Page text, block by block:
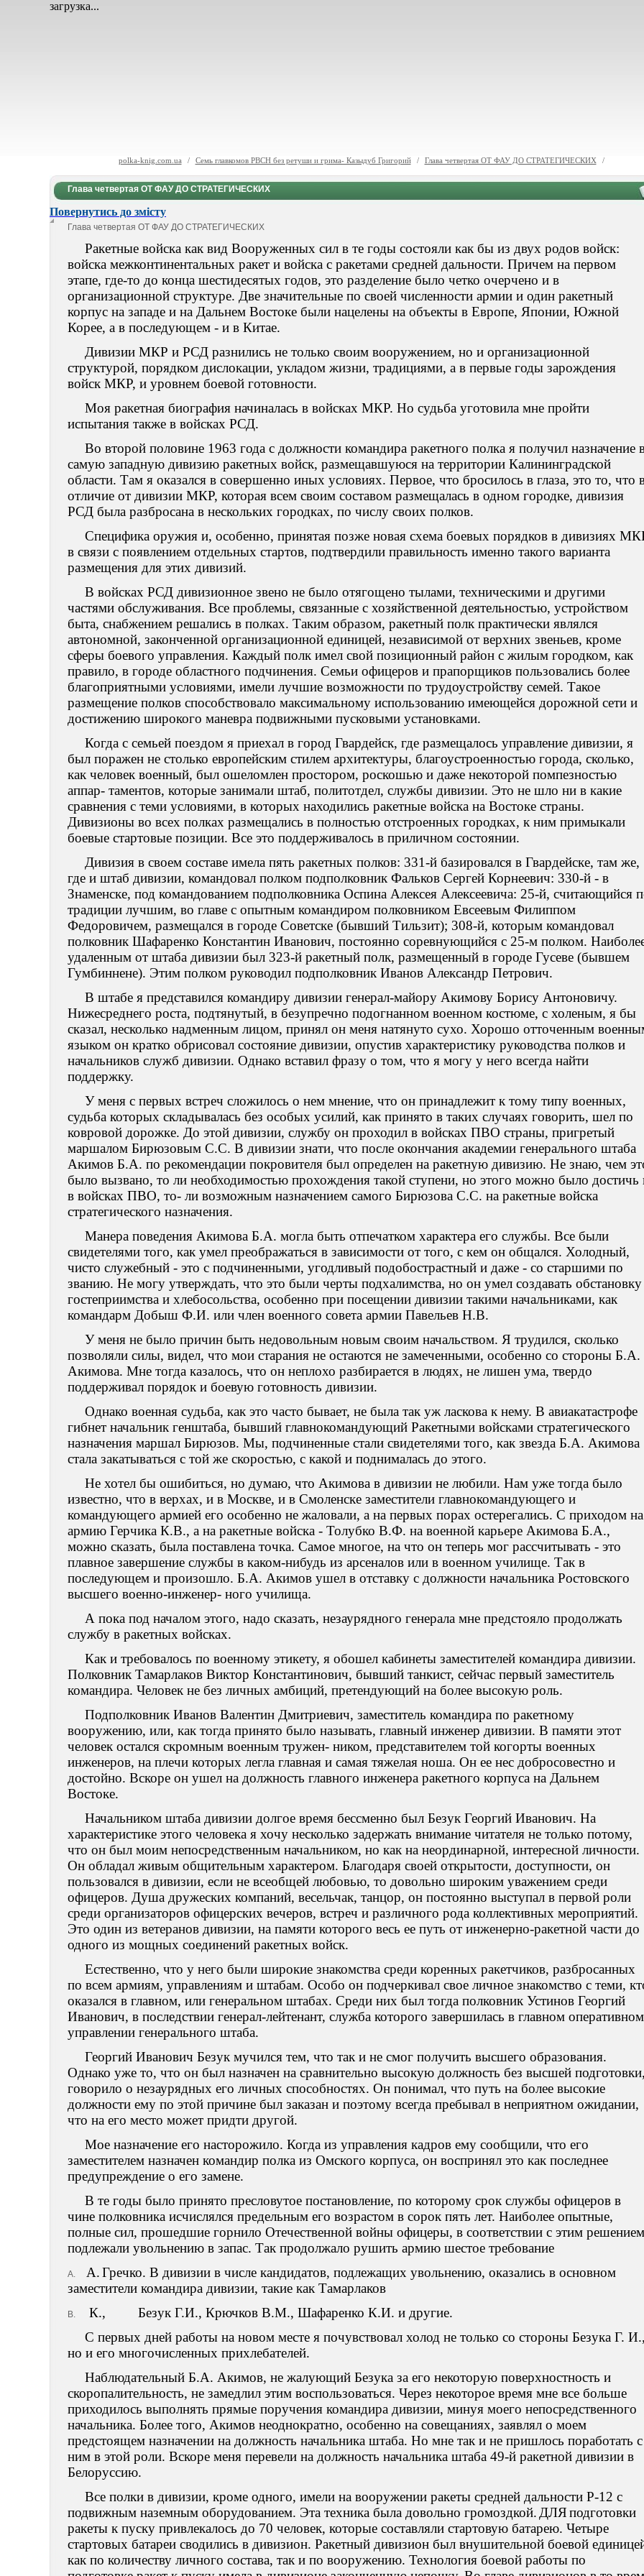
загрузка...
polka-knig.com.ua / Семь главкомов РВСН без ретуши и грима- Казыдуб Григорий / Глава четвертая ОТ ФАУ ДО СТРАТЕГИЧЕСКИХ /
Глава четвертая ОТ ФАУ ДО СТРАТЕГИЧЕСКИХ
Повернутись до змісту
Глава четвертая ОТ ФАУ ДО СТРАТЕГИЧЕСКИХ
Ракетные войска как вид Вооруженных сил в те годы состояли как бы из двух родов войск:
войска межконтинентальных ракет и войска с ракетами средней дальности. Причем на первом
этапе, где-то до конца шестидесятых годов, это разделение было четко очерчено и в
организационной структуре. Две значительные по своей численности армии и один ракетный
корпус на западе и на Дальнем Востоке были нацелены на объекты в Европе, Японии, Южной
Корее, а в последующем - и в Китае.
Дивизии МКР и РСД разнились не только своим вооружением, но и организационной
структурой, порядком дислокации, укладом жизни, традициями, а в первые годы зарождения
войск МКР, и уровнем боевой готовности.
Моя ракетная биография начиналась в войсках МКР. Но судьба уготовила мне пройти
испытания также в войсках РСД.
Во второй половине 1963 года с должности командира ракетного полка я получил назначение
самую западную дивизию ракетных войск, размещавшуюся на территории Калининградской
области. Там я оказался в совершенно иных условиях. Первое, что бросилось в глаза, это то, что
отличие от дивизии МКР, которая всем своим составом размещалась в одном городке, дивизия
РСД была разбросана в нескольких городках, по числу своих полков.
Специфика оружия и, особенно, принятая позже новая схема боевых порядков в дивизиях
в связи с появлением отдельных стартов, подтвердили правильность именно такого варианта
размещения для этих дивизий.
В войсках РСД дивизионное звено не было отягощено тылами, техническими и другими
частями обслуживания. Все проблемы, связанные с хозяйственной деятельностью, устройством
быта, снабжением решались в полках. Таким образом, ракетный полк практически являлся
автономной, законченной организационной единицей, независимой от верхних звеньев, кроме
сферы боевого управления. Каждый полк имел свой позиционный район с жилым городком, как
правило, в городе областного подчинения. Семьи офицеров и прапорщиков пользовались более
благоприятными условиями, имели лучшие возможности по трудоустройству семей. Такое
размещение полков способствовало максимальному использованию имеющейся дорожной сети и
достижению широкого маневра подвижными пусковыми установками.
Когда с семьей поездом я приехал в город Гвардейск, где размещалось управление дивизии, я
был поражен не столько европейским стилем архитектуры, благоустроенностью города, сколько,
как человек военный, был ошеломлен простором, роскошью и даже некоторой помпезностью
аппар- таментов, которые занимали штаб, политотдел, службы дивизии. Это не шло ни в какие
сравнения с теми условиями, в которых находились ракетные войска на Востоке страны.
Дивизионы во всех полках размещались в полностью отстроенных городках, к ним примыкали
боевые стартовые позиции. Все это поддерживалось в приличном состоянии.
Дивизия в своем составе имела пять ракетных полков: 331-й базировался в Гвардейске, там же,
где и штаб дивизии, командовал полком подполковник Фальков Сергей Корнеевич: 330-й - в
Знаменске, под командованием подполковника Оспина Алексея Алексеевича: 25-й, считающийся
традиции лучшим, во главе с опытным командиром полковником Евсеевым Филиппом
Федоровичем, размещался в городе Советске (бывший Тильзит); 308-й, которым командовал
полковник Шафаренко Константин Иванович, постоянно соревнующийся с 25-м полком.
удаленным от штаба дивизии был 323-й ракетный полк, размещенный в городе Гусеве (бывшем
Гумбиннене). Этим полком руководил подполковник Иванов Александр Петрович.
В штабе я представился командиру дивизии генерал-майору Акимову Борису Антоновичу.
Нижесреднего роста, подтянутый, в безупречно подогнанном военном костюме, с холеным, я бы
сказал, несколько надменным лицом, принял он меня натянуто сухо. Хорошо отточенным
языком он кратко обрисовал состояние дивизии, опустив характеристику руководства полков и
начальников служб дивизии. Однако вставил фразу о том, что я могу у него всегда найти
поддержку.
У меня с первых встреч сложилось о нем мнение, что он принадлежит к тому типу военных,
судьба которых складывалась без особых усилий, как принято в таких случаях говорить, шел по
ковровой дорожке. До этой дивизии, службу он проходил в войсках ПВО страны, пригретый
маршалом Бирюзовым С.С. В дивизии знати, что после окончания академии генерального штаба
Акимов Б.А. по рекомендации покровителя был определен на ракетную дивизию. Не знаю, чем
было вызвано, то ли необходимостью прохождения такой ступени, но этого можно было достичь
в войсках ПВО, то- ли возможным назначением самого Бирюзова С.С. на ракетные войска
стратегического назначения.
Манера поведения Акимова Б.А. могла быть отпечатком характера его службы. Все были
свидетелями того, как умел преображаться в зависимости от того, с кем он общался. Холодный,
чисто служебный - это с подчиненными, угодливый подобострастный и даже - со старшими по
званию. Не могу утверждать, что это были черты подхалимства, но он умел создавать обстановку
гостеприимства и хлебосольства, особенно при посещении дивизии такими начальниками, как
командарм Добыш Ф.И. или член военного совета армии Павельев Н.В.
У меня не было причин быть недовольным новым своим начальством. Я трудился, сколько
позволяли силы, видел, что мои старания не остаются не замеченными, особенно со стороны Б.А.
Акимова. Мне тогда казалось, что он неплохо разбирается в людях, не лишен ума, твердо
поддерживал порядок и боевую готовность дивизии.
Однако военная судьба, как это часто бывает, не была так уж ласкова к нему. В авиакатастрофе
гибнет начальник генштаба, бывший главнокомандующий Ракетными войсками стратегического
назначения маршал Бирюзов. Мы, подчиненные стали свидетелями того, как звезда Б.А. Акимова
стала закатываться с той же скоростью, с какой и поднималась до этого.
Не хотел бы ошибиться, но думаю, что Акимова в дивизии не любили. Нам уже тогда было
известно, что в верхах, и в Москве, и в Смоленске заместители главнокомандующего и
командующего армией его особенно не жаловали, а на первых порах остерегались. С приходом на
армию Герчика К.В., а на ракетные войска - Толубко В.Ф. на военной карьере Акимова Б.А.,
можно сказать, была поставлена точка. Самое многое, на что он теперь мог рассчитывать - это
плавное завершение службы в каком-нибудь из арсеналов или в военном училище. Так в
последующем и произошло. Б.А. Акимов ушел в отставку с должности начальника Ростовского
высшего военно-инженер- ного училища.
А пока под началом этого, надо сказать, незаурядного генерала мне предстояло продолжать
службу в ракетных войсках.
Как и требовалось по военному этикету, я обошел кабинеты заместителей командира дивизии.
Полковник Тамарлаков Виктор Константинович, бывший танкист, сейчас первый заместитель
командира. Человек не без личных амбиций, претендующий на более высокую роль.
Подполковник Иванов Валентин Дмитриевич, заместитель командира по ракетному
вооружению, или, как тогда принято было называть, главный инженер дивизии. В памяти этот
человек остался скромным военным тружен- ником, представителем той когорты военных
инженеров, на плечи которых легла главная и самая тяжелая ноша. Он ее нес добросовестно и
достойно. Вскоре он ушел на должность главного инженера ракетного корпуса на Дальнем
Востоке.
Начальником штаба дивизии долгое время бессменно был Безук Георгий Иванович. На
характеристике этого человека я хочу несколько задержать внимание читателя не только потому,
что он был моим непосредственным начальником, но как на неординарной, интересной личности.
Он обладал живым общительным характером. Благодаря своей открытости, доступности, он
пользовался в дивизии, если не всеобщей любовью, то довольно широким уважением среди
офицеров. Душа дружеских компаний, весельчак, танцор, он постоянно выступал в первой роли
среди организаторов офицерских вечеров, встреч и различного рода коллективных мероприятий.
Это один из ветеранов дивизии, на памяти которого весь ее путь от инженерно-ракетной части до
одного из мощных соединений ракетных войск.
Естественно, что у него были широкие знакомства среди коренных ракетчиков, разбросанных
по всем армиям, управлениям и штабам. Особо он подчеркивал свое личное знакомство с теми,
оказался в главном, или генеральном штабах. Среди них был тогда полковник Устинов Георгий
Иванович, в последствии генерал-лейтенант, служба которого завершилась в главном оперативном
управлении генерального штаба.
Георгий Иванович Безук мучился тем, что так и не смог получить высшего образования.
Однако уже то, что он был назначен на сравнительно высокую должность без высшей
говорило о незаурядных его личных способностях. Он понимал, что путь на более высокие
должности ему по этой причине был заказан и поэтому всегда пребывал в неприятном ожидании,
что на его место может придти другой.
Мое назначение его насторожило. Когда из управления кадров ему сообщили, что его
заместителем назначен командир полка из Омского корпуса, он воспринял это как последнее
предупреждение о его замене.
В те годы было принято пресловутое постановление, по которому срок службы офицеров в
чине полковника исчислялся предельным его возрастом в сорок пять лет. Наиболее опытные,
полные сил, прошедшие горнило Отечественной войны офицеры, в соответствии с этим решением
подлежали увольнению в запас. Так продолжало рушить армию шестое требование
A. A.Гречко. В дивизии в числе кандидатов, подлежащих увольнению, оказались в основном
заместители командира дивизии, такие как Тамарлаков
B.
К., Безук Г.И., Крючков В.М., Шафаренко К.И. и другие.
С первых дней работы на новом месте я почувствовал холод не только со стороны Безука Г.
но и его многочисленных прихлебателей.
Наблюдательный Б.А. Акимов, не жалующий Безука за его некоторую поверхностность и
скоропалительность, не замедлил этим воспользоваться. Через некоторое время мне все больше
приходилось выполнять прямые поручения командира дивизии, минуя моего непосредственного
начальника. Более того, Акимов неоднократно, особенно на совещаниях, заявлял о моем
предстоящем назначении на должность начальника штаба. Но мне так и не пришлось поработать с
ним в этой роли. Вскоре меня перевели на должность начальника штаба 49-й ракетной дивизии в
Белоруссию.
Все полки в дивизии, кроме одного, имели на вооружении ракеты средней дальности Р-12 с
подвижным наземным оборудованием. Эта техника была довольно громоздкой. ДЛЯподготовки
ракеты к пуску привлекалось до 70 человек, которые составляли стартовую батарею. Четыре
стартовых батареи сводились в дивизион. Ракетный дивизион был внушительной боевой
как по количеству личного состава, так и по вооружению. Технология боевой работы по